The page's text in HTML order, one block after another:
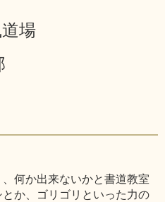
場
何か出来ないかと書道教室
か、ゴリゴリといった力の